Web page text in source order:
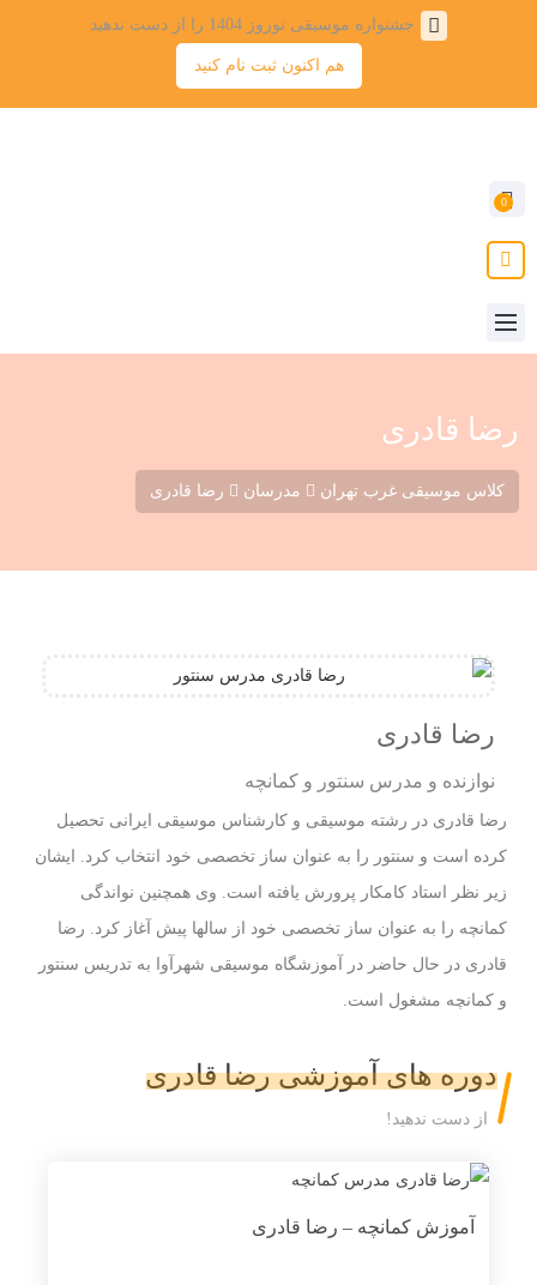
جشنواره موسیقی نوروز 1404 را از دست ندهید
هم اکنون ثبت نام کنید
0
رضا قادری
کلاس موسیقی غرب تهران مدرسان رضا قادری
رضا قادری
نوازنده و مدرس سنتور و کمانچه
رضا قادری در رشته موسیقی و کارشناس موسیقی ایرانی تحصیل
کرده است و سنتور را به عنوان ساز تخصصی خود انتخاب کرد. ایشان
زیر نظر استاد کامکار پرورش یافته است. وی همچنین نواندگی
کمانچه را به عنوان ساز تخصصی خود از سالها پیش آغاز کرد. رضا
قادری در حال حاضر در آموزشگاه موسیقی شهرآوا به تدریس سنتور
و کمانچه مشغول است.
دوره های آموزشی رضا قادری
از دست ندهید!
آموزش کمانچه – رضا قادری